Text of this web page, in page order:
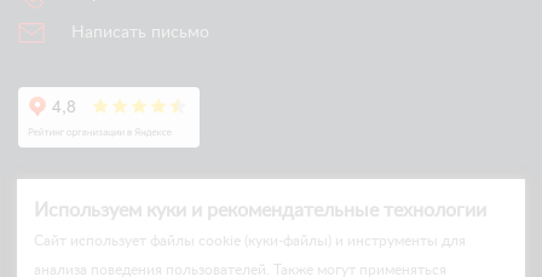
Написать письмо
Используем куки и рекомендательные технологии
Cайт использует файлы cookie (куки-файлы) и инструменты для
анализа поведения пользователей. Также могут применяться